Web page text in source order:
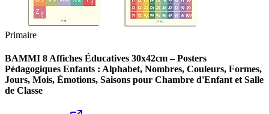
Primaire
BAMMI 8 Affiches Éducatives 30x42cm – Posters
Pédagogiques Enfants : Alphabet, Nombres, Couleurs, Formes,
Jours, Mois, Émotions, Saisons pour Chambre d'Enfant et Salle
de Classe